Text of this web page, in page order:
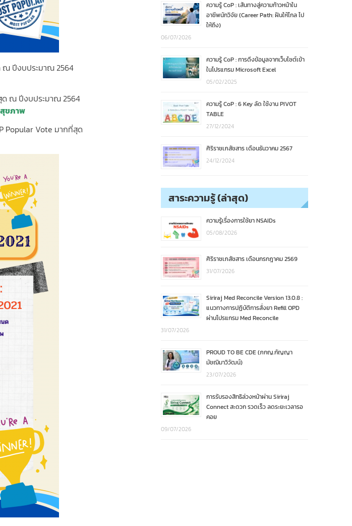
ณ ปีงบประมาณ 2564
ด ณ ปีงบประมาณ 2564
สุขภาพ
Popular Vote มากที่สุด
ความรู้ CoP : เส้นทางสู่ความก้าวหน้าใน
อาชีพนักวิจัย (Career Path: ฝันให้ไกล ไป
ให้ถึง)
06/07/2026
ความรู้ CoP : การดึงข้อมูลจากเว็บไซต์เข้า
ในโปรแกรม Microsoft Excel
05/02/2025
ความรู้ CoP : 6 Key ลัด ใช้งาน PIVOT
TABLE
27/12/2024
ศิริราชเภสัชสาร เดือนธันวาคม 2567
24/12/2024
สาระความรู้ (ล่าสุด)
ความรู้เรื่องการใช้ยา NSAIDs
05/08/2026
ศิริราชเภสัชสาร เดือนกรกฎาคม 2569
31/07/2026
Siriraj Med Reconcile Version 13.0.8 :
แนวทางการปฏิบัติการสั่งยา Refill OPD
ผ่านโปรแกรม Med Reconcile
31/07/2026
PROUD TO BE CDE (ภกญ.กัญญา
มัชฌิมาวิวัฒน์)
23/07/2026
การรับรองสิทธิล่วงหน้าผ่าน Siriraj
Connect สะดวก รวดเร็ว ลดระยะเวลารอ
คอย
09/07/2026